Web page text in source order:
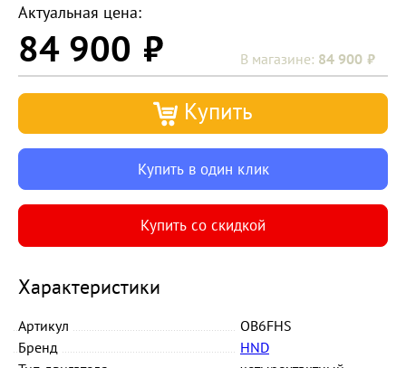
Актуальная цена:
84 900 84 900
Купить
Купить в один клик
Купить со скидкой
Характеристики
Артикул
OB6FHS
Бренд
HND